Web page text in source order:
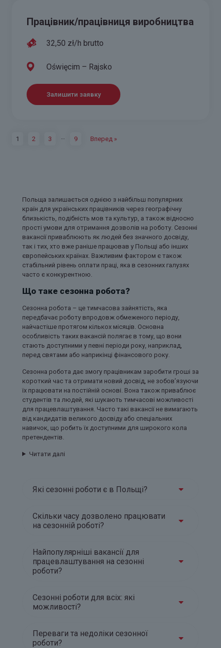
Працівник/працівниця виробництва
32,50 zł/h brutto
Oświęcim – Rajsko
Залишити заявку
1 2 3 9 Вперед »
Польща залишається однією з найбільш популярних
країн для українських працівників через географічну
близькість, подібність мов та культур, а також відносно
прості умови для отримання дозволів на роботу. Сезонні
вакансії приваблюють як людей без значного досвіду,
так і тих, хто вже раніше працював у Польщі або інших
європейських країнах. Важливим фактором є також
стабільний рівень оплати праці, яка в сезонних галузях
часто є конкурентною.
Що таке сезонна робота?
Сезонна робота – це тимчасова зайнятість, яка
передбачає роботу впродовж обмеженого періоду,
найчастіше протягом кількох місяців. Основна
особливість таких вакансій полягає в тому, що вони
стають доступними у певні періоди року, наприклад,
перед святами або наприкінці фінансового року.
Сезонна робота дає змогу працівникам заробити гроші за
короткий час та отримати новий досвід, не зобов’язуючи
їх працювати на постійній основі. Вона також приваблює
студентів та людей, які шукають тимчасові можливості
для працевлаштування. Часто такі вакансії не вимагають
від кандидатів великого досвіду або спеціальних
навичок, що робить їх доступними для широкого кола
претендентів.
Читати далі
Які сезонні роботи є в Польщі?
Скільки часу дозволено працювати
на сезонній роботі?
Найпопулярніші вакансії для
працевлаштування на сезонні
роботи?
Сезонні роботи для всіх: які
можливості?
Переваги та недоліки сезонної
роботи?